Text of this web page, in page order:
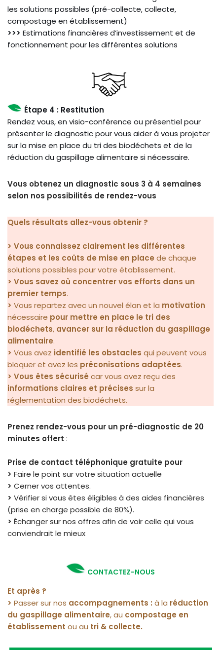
les solutions possibles (pré-collecte, collecte,
compostage en établissement)
>>> Estimations financières d’investissement et de
fonctionnement pour les différentes solutions
Étape 4 : Restitution
Rendez vous, en visio-conférence ou présentiel pour
présenter le diagnostic pour vous aider à vous projeter
sur la mise en place du tri des biodéchets et de la
réduction du gaspillage alimentaire si nécessaire.
Vous obtenez un diagnostic sous 3 à 4 semaines
selon nos possibilités de rendez-vous
Quels résultats allez-vous obtenir ?
> Vous connaissez clairement les différentes
étapes et les coûts de mise en place de chaque
solutions possibles pour votre établissement.
> Vous savez où concentrer vos efforts dans un
premier temps.
> Vous repartez avec un nouvel élan et la motivation
nécessaire pour mettre en place le tri des
biodéchets, avancer sur la réduction du gaspillage
alimentaire.
> Vous avez identifié les obstacles qui peuvent vous
bloquer et avez les préconisations adaptées.
> Vous êtes sécurisé car vous avez reçu des
informations claires et précises sur la
réglementation des biodéchets.
Prenez rendez-vous pour un pré-diagnostic de 20
minutes offert :
Prise de contact téléphonique gratuite pour
> Faire le point sur votre situation actuelle
> Cerner vos attentes.
> Vérifier si vous êtes éligibles à des aides financières
(prise en charge possible de 80%).
> Échanger sur nos offres afin de voir celle qui vous
conviendrait le mieux
CONTACTEZ-NOUS
Et après ?
> Passer sur nos accompagnements : à la réduction
du gaspillage alimentaire, au compostage en
établissement ou au tri & collecte.